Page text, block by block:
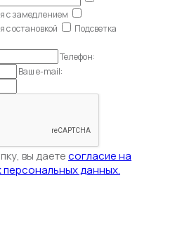
с замедлением
с остановкой
Подсветка
Телефон:
Ваш e-mail:
вы даетесогласие на
персональных данных.